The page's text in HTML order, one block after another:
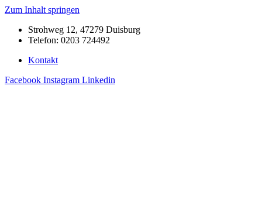
Zum Inhalt springen
Strohweg 12, 47279 Duisburg
Telefon: 0203 724492
Kontakt
Facebook Instagram Linkedin